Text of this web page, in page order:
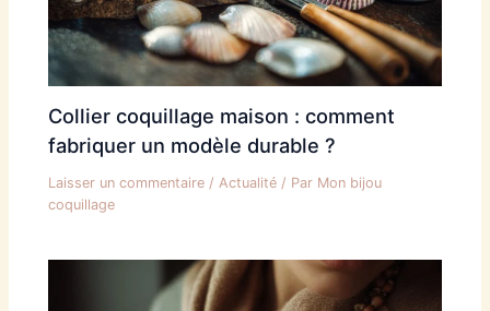
Collier coquillage maison : comment
fabriquer un modèle durable ?
Laisser un commentaire /Actualité / Par Mon bijou
coquillage